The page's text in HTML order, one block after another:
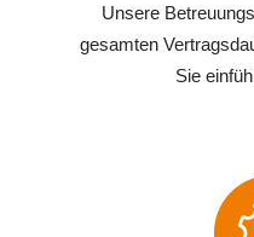
Unsere
gesamten
Sie